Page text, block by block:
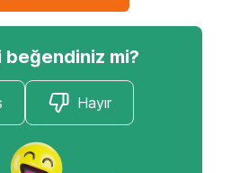
beğendiniz mi?
Hayır